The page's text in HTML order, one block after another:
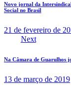
Novo jornal da
Social no Brasil
21 de fevereiro de
Next
Na Câmara de Guarulhos
13 de março de 2019